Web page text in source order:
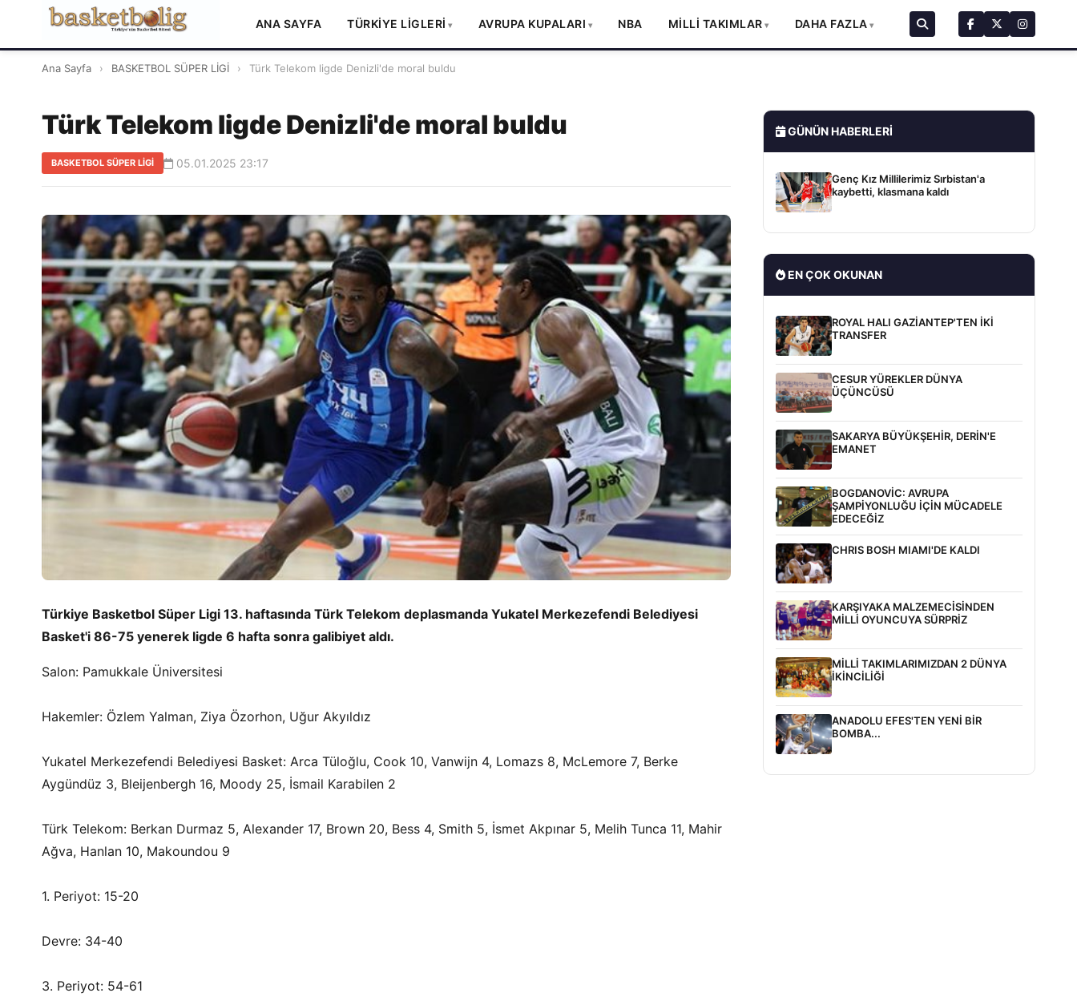
ANA SAYFA TÜRKİYE LİGLERİ AVRUPA KUPALARI NBA MİLLİ TAKIMLAR DAHA FAZLA
Ana Sayfa › BASKETBOL SÜPER LİGİ › Türk Telekom ligde Denizli'de moral buldu
Türk Telekom ligde Denizli'de moral buldu
BASKETBOL SÜPER LİGİ 05.01.2025 23:17
Türkiye Basketbol Süper Ligi 13. haftasında Türk Telekom deplasmanda Yukatel Merkezefendi Belediyesi
Basket'i 86-75 yenerek ligde 6 hafta sonra galibiyet aldı.
Salon: Pamukkale Üniversitesi
Hakemler: Özlem Yalman, Ziya Özorhon, Uğur Akyıldız
Yukatel Merkezefendi Belediyesi Basket: Arca Tüloğlu, Cook 10, Vanwijn 4, Lomazs 8, McLemore 7, Berke
Aygündüz 3, Bleijenbergh 16, Moody 25, İsmail Karabilen 2
Türk Telekom: Berkan Durmaz 5, Alexander 17, Brown 20, Bess 4, Smith 5, İsmet Akpınar 5, Melih Tunca 11, Mahir
Ağva, Hanlan 10, Makoundou 9
1. Periyot: 15-20
Devre: 34-40
3. Periyot: 54-61
GÜNÜN HABERLERI
Genç Kız Millilerimiz Sırbistan'a
kaybetti, klasmana kaldı
EN ÇOK OKUNAN
ROYAL HALI GAZİANTEP'TEN İKİ
TRANSFER
CESUR YÜREKLER DÜNYA
ÜÇÜNCÜSÜ
SAKARYA BÜYÜKŞEHİR, DERİN'E
EMANET
BOGDANOVİC: AVRUPA
ŞAMPİYONLUĞU İÇİN MÜCADELE
EDECEĞİZ
CHRIS BOSH MIAMI'DE KALDI
KARŞIYAKA MALZEMECİSİNDEN
MİLLİ OYUNCUYA SÜRPRİZ
MİLLİ TAKIMLARIMIZDAN 2 DÜNYA
İKİNCİLİĞİ
ANADOLU EFES'TEN YENİ BİR
BOMBA...